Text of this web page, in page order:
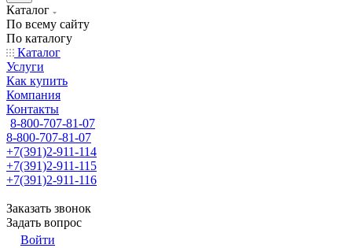
Каталог
По всему сайту
По каталогу
Каталог
Услуги
Как купить
Компания
Контакты
8-800-707-81-07
8-800-707-81-07
+7(391)2-911-114
+7(391)2-911-115
+7(391)2-911-116
Заказать звонок
Задать вопрос
Войти